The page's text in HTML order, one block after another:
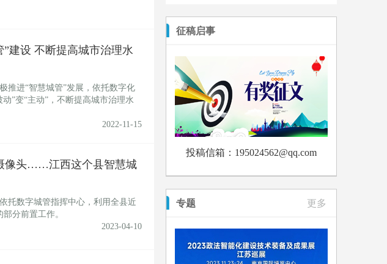
建设 不断提高城市治理水
推进“智慧城管”发展，依托数字化
”变“主动”，不断提高城市治理水
2022-11-15
像头……江西这个县智慧城
托数字城管指挥中心，利用全县近
分前置工作。
2023-04-10
征稿启事
投稿信箱：195024562@qq.com
专题 更多